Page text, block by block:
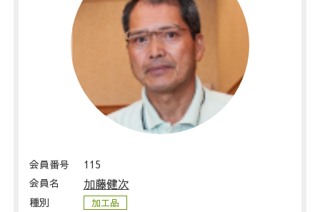
会員番号
115
会員名
加藤健次
種別 加工品